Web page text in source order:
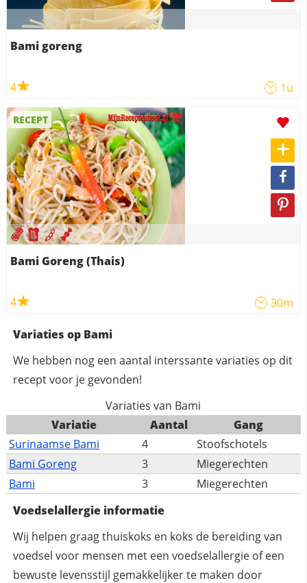
Bami goreng
4 1u
RECEPT
Bami Goreng (Thais)
4 30m
Variaties op Bami
We hebben nog een aantal interssante variaties op dit
recept voor je gevonden!
Variaties van Bami
Variatie
Aantal
Gang
Surinaamse Bami
4
Stoofschotels
Bami Goreng
3
Miegerechten
Bami
3
Miegerechten
Voedselallergie informatie
Wij helpen graag thuiskoks en koks de bereiding van
voedsel voor mensen met een voedselallergie of een
bewuste levensstijl gemakkelijker te maken door